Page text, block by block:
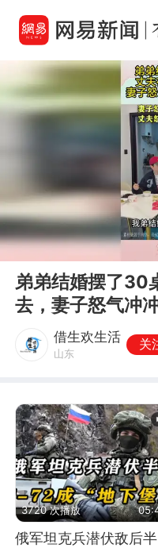
00:00
弟弟结婚摆了30
去，妻子怒气冲
借生欢生活
山东
关
3720 次播放
俄军坦克兵潜伏敌后半